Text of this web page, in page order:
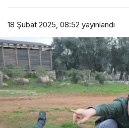
18 Şubat 2025, 08:52 yayınlandı